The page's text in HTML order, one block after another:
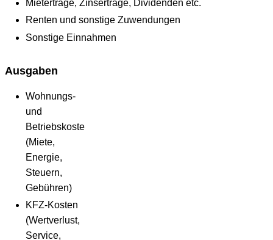
Mieterträge, Zinserträge, Dividenden etc.
Renten und sonstige Zuwendungen
Sonstige Einnahmen
Ausgaben
Wohnungs-
und
Betriebskosten
(Miete,
Energie,
Steuern,
Gebühren)
KFZ-Kosten
(Wertverlust,
Service,